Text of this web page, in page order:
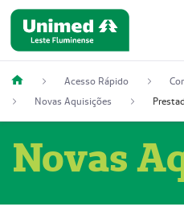
Acesso Rápido
Novas Aquisições
Novas